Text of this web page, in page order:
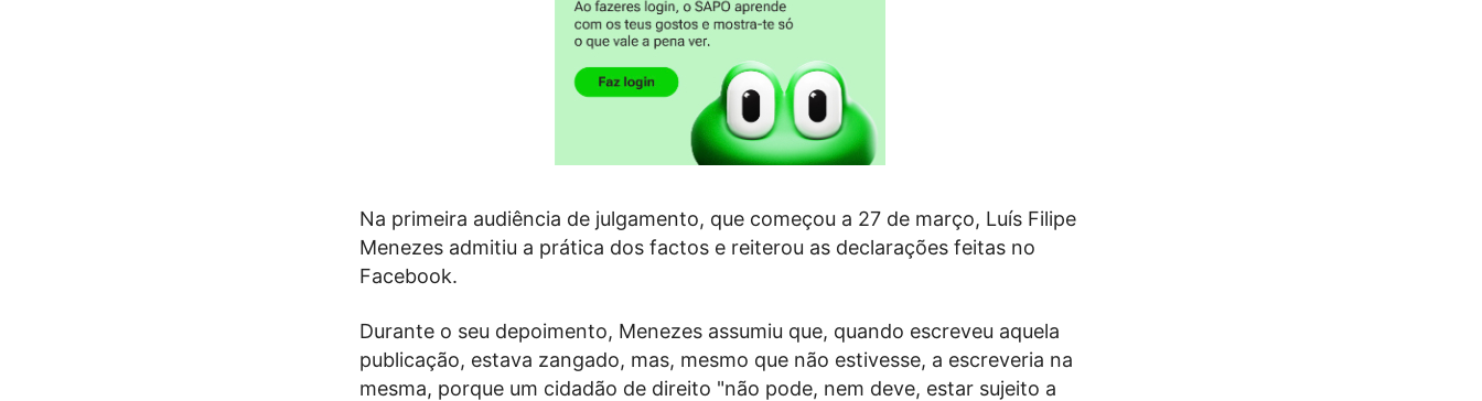
Na primeira audiência de julgamento, que começou a 27 de março, Luís Filipe
Menezes admitiu a prática dos factos e reiterou as declarações feitas no
Facebook.
Durante o seu depoimento, Menezes assumiu que, quando escreveu aquela
publicação, estava zangado, mas, mesmo que não estivesse, a escreveria na
mesma, porque um cidadão de direito "não pode, nem deve, estar sujeito a